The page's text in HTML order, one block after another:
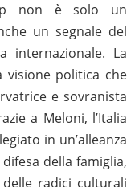
non è solo un
un segnale del
internazionale. La
visione politica che
e sovranista
a Meloni, l’Italia
in un’alleanza
della famiglia,
radici culturali